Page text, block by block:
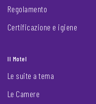
Regolamento
Certificazione e igiene
Il Motel
Le suite a tema
Le Camere